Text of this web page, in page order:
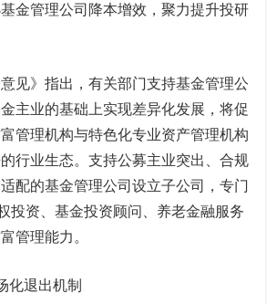
金管理公司降本增效，聚力提升投研
》指出，有关部门支持基金管理公
主业的基础上实现差异化发展，将促
管理机构与特色化专业资产管理机构
行业生态。支持公募主业突出、合规
配的基金管理公司设立子公司，专门
投资、基金投资顾问、养老金融服务
管理能力。
退出机制